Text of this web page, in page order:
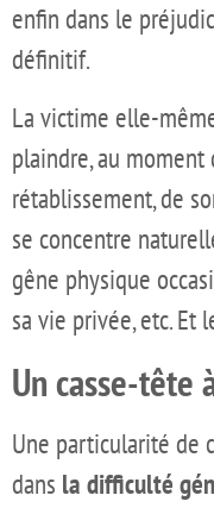
enfin dans le
définitif.
La victime elle-
plaindre, au moment
rétablissement, de
se concentre
gêne physique
sa vie privée, etc. Et
Un casse-tête
Une particularité de
dans la difficulté